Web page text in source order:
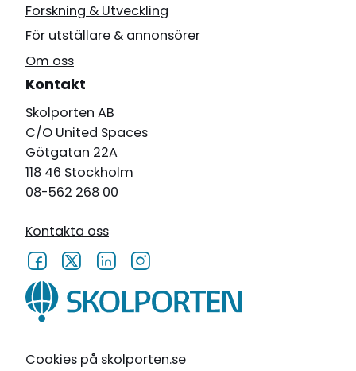
Cookies på skolporten.se
Forskning & Utveckling
För utställare & annonsörer
Om oss
Kontakt
Skolporten AB
C/O United Spaces
Götgatan 22A
118 46 Stockholm
08-562 268 00
Kontakta oss